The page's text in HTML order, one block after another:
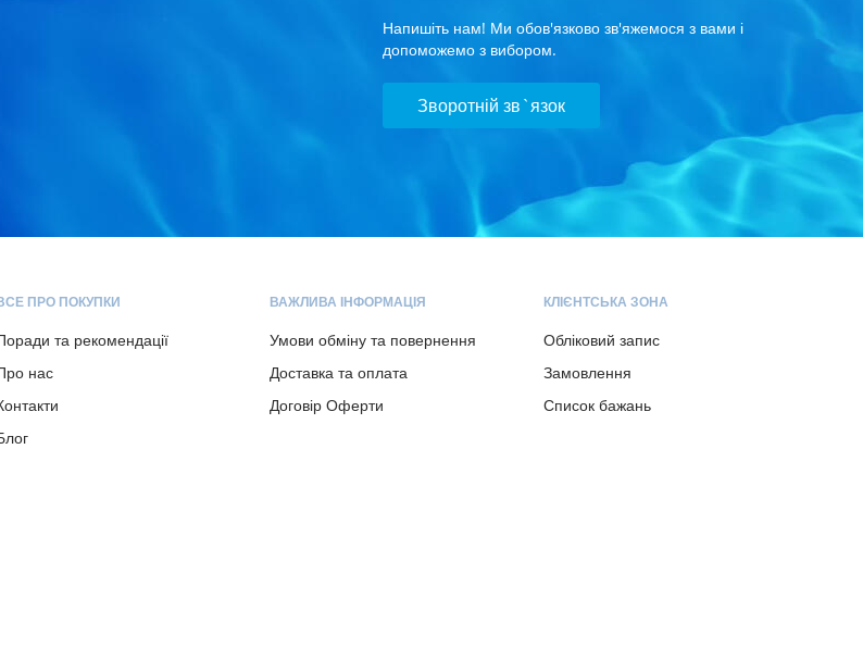
Напишіть нам! Ми обов'язково зв'яжемося з вами і
допоможемо з вибором.
Зворотній зв`язок
ПРО ПОКУПКИ
та рекомендації
нас
ВАЖЛИВА ІНФОРМАЦІЯ
Умови обміну та повернення
Доставка та оплата
Договір Оферти
КЛІЄНТСЬКА ЗОНА
Обліковий запис
Замовлення
Список бажань